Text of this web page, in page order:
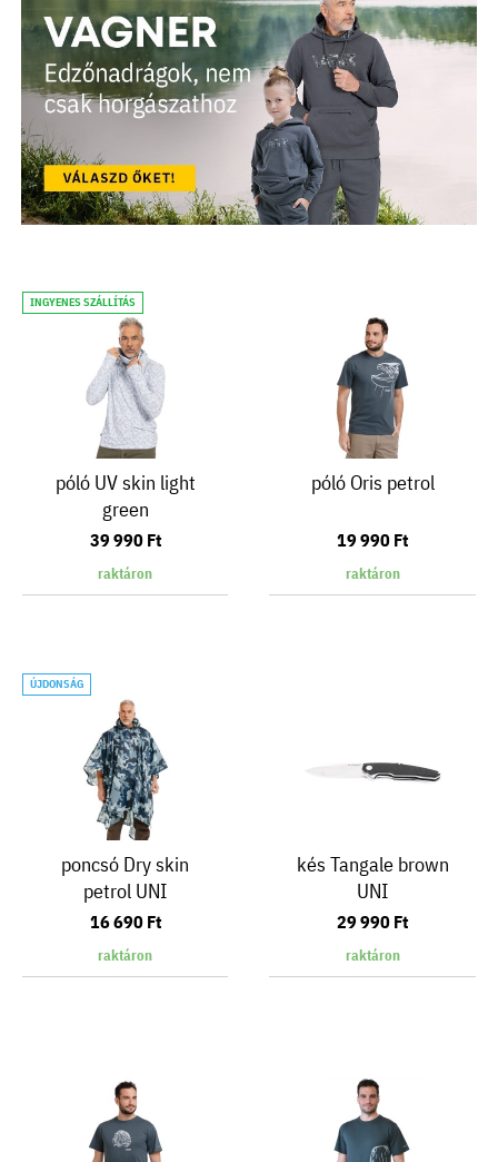
INGYENES SZÁLLÍTÁS
póló UV skin light
green
39 990 Ft
raktáron
póló Oris petrol
19 990 Ft
raktáron
ÚJDONSÁG
poncsó Dry skin
petrol UNI
16 690 Ft
raktáron
kés Tangale brown
UNI
29 990 Ft
raktáron